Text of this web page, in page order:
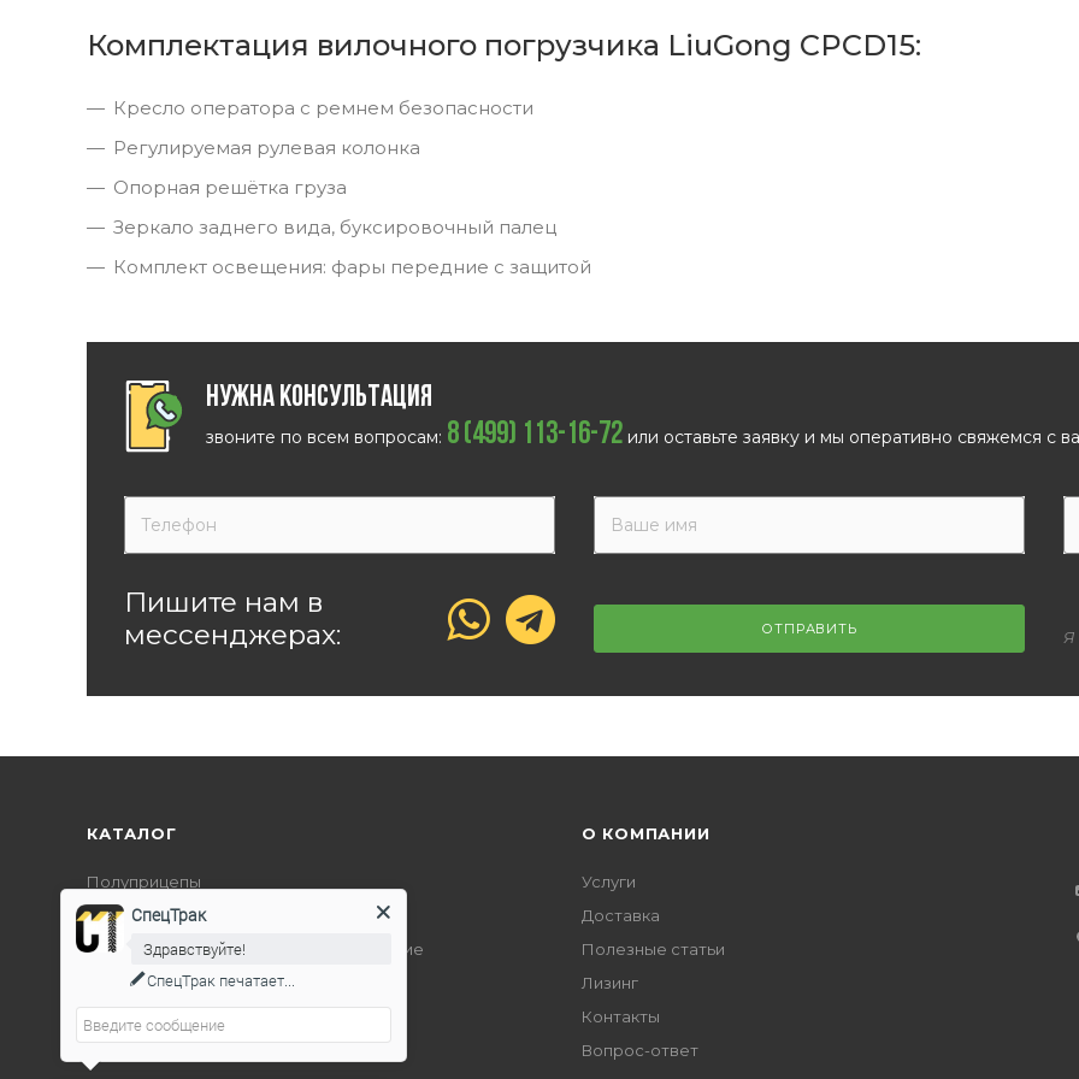
Комплектация вилочного погрузчика LiuGong CPCD15:
Кресло оператора с ремнем безопасности
Регулируемая рулевая колонка
Опорная решётка груза
Зеркало заднего вида, буксировочный палец
Комплект освещения: фары передние с защитой
Нужна консультация
звоните по всем вопросам: 8 (499) 113-16-72 или оставьте заявку и мы оперативно свяжемся с
Пишите нам в
мессенджерах:
ОТПРАВИТЬ Я
КАТАЛОГ
Полуприцепы
Дорожно-строительная техника
Подъемно-транспортное оборудование
О КОМПАНИИ
Услуги
Доставка
Полезные статьи
Лизинг
Контакты
Вопрос-ответ
СпецТрак
Здравствуйте!
СпецТрак печатает...